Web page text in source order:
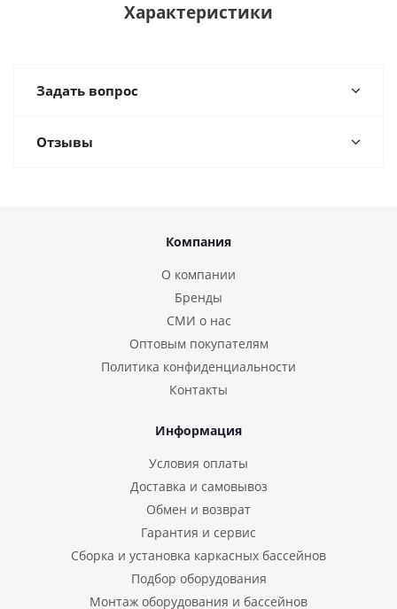
Характеристики
Задать вопрос
Отзывы
Компания
О компании
Бренды
СМИ о нас
Оптовым покупателям
Политика конфиденциальности
Контакты
Информация
Условия оплаты
Доставка и самовывоз
Обмен и возврат
Гарантия и сервис
Сборка и установка каркасных бассейнов
Подбор оборудования
Монтаж оборудования и бассейнов